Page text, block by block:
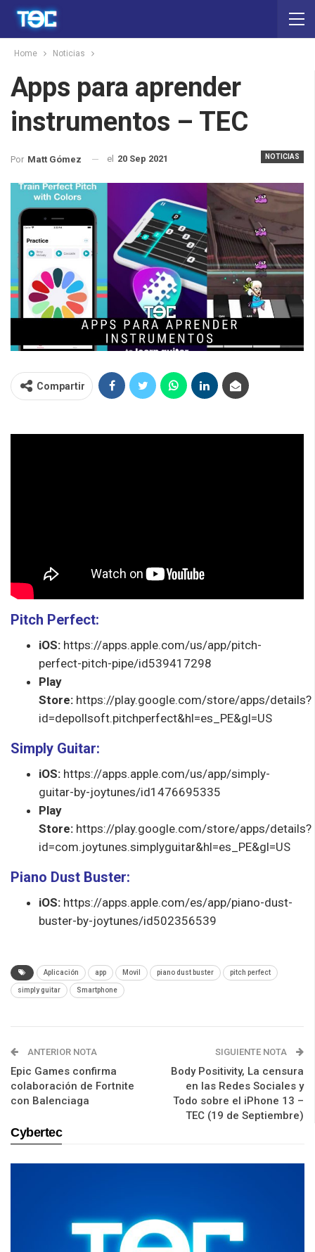
Home Noticias
Apps para aprender
instrumentos – TEC
NOTICIAS
Por Matt Gómez el 20 Sep 2021
Compartir
Pitch Perfect:
iOS: https://apps.apple.com/us/app/pitch-
perfect-pitch-pipe/id539417298
Play
Store: https://play.google.com/store/apps/details?
id=depollsoft.pitchperfect&hl=es_PE&gl=US
Simply Guitar:
iOS: https://apps.apple.com/us/app/simply-
guitar-by-joytunes/id1476695335
Play
Store: https://play.google.com/store/apps/details?
id=com.joytunes.simplyguitar&hl=es_PE&gl=US
Piano Dust Buster:
iOS: https://apps.apple.com/es/app/piano-dust-
buster-by-joytunes/id502356539
Aplicación app Movil piano dust buster pitch perfect
simply guitar Smartphone
ANTERIOR NOTA
Epic Games confirma
colaboración de Fortnite
con Balenciaga
SIGUIENTE NOTA
Body Positivity, La censura
en las Redes Sociales y
Todo sobre el iPhone 13 –
TEC (19 de Septiembre)
Cybertec